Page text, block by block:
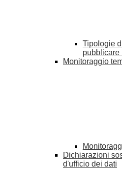
Tipologie
pubblicare
Monitoraggio
Dichiarazioni
d'ufficio dei dati